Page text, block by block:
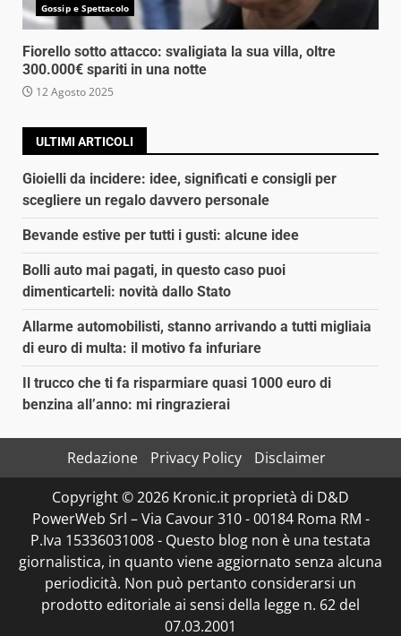
Gossip e Spettacolo
Fiorello sotto attacco: svaligiata la sua villa, oltre
300.000€ spariti in una notte
12 Agosto 2025
ULTIMI ARTICOLI
Gioielli da incidere: idee, significati e consigli per
scegliere un regalo davvero personale
Bevande estive per tutti i gusti: alcune idee
Bolli auto mai pagati, in questo caso puoi
dimenticarteli: novità dallo Stato
Allarme automobilisti, stanno arrivando a tutti migliaia
di euro di multa: il motivo fa infuriare
Il trucco che ti fa risparmiare quasi 1000 euro di
benzina all’anno: mi ringrazierai
Redazione Privacy Policy
Disclaimer
Copyright © 2026 Kronic.it proprietà di D&D
PowerWeb Srl – Via Cavour 310 - 00184 Roma RM -
P.Iva 15336031008 - Questo blog non è una testata
giornalistica, in quanto viene aggiornato senza alcuna
periodicità. Non può pertanto considerarsi un
prodotto editoriale ai sensi della legge n. 62 del
07.03.2001